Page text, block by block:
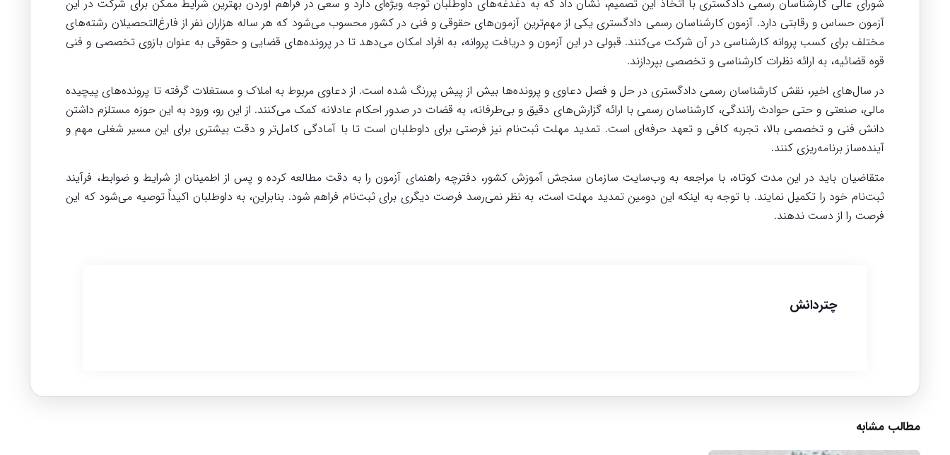
شورای عالی کارشناسان رسمی دادگستری با اتخاذ این تصمیم، نشان داد که به دغدغه‌های داوطلبان توجه ویژه‌ای دارد و سعی در فراهم آوردن بهترین شرایط ممکن برای شرکت در این
آزمون حساس و رقابتی دارد. آزمون کارشناسان رسمی دادگستری یکی از مهم‌ترین آزمون‌های حقوقی و فنی در کشور محسوب می‌شود که هر ساله هزاران نفر از فارغ‌التحصیلان رشته‌های
مختلف برای کسب پروانه کارشناسی در آن شرکت می‌کنند. قبولی در این آزمون و دریافت پروانه، به افراد امکان می‌دهد تا در پرونده‌های قضایی و حقوقی به عنوان بازوی تخصصی و فنی
قوه قضائیه، به ارائه نظرات کارشناسی و تخصصی بپردازند.
در سال‌های اخیر، نقش کارشناسان رسمی دادگستری در حل و فصل دعاوی و پرونده‌ها بیش از پیش پررنگ شده است. از دعاوی مربوط به املاک و مستغلات گرفته تا پرونده‌های پیچیده
مالی، صنعتی و حتی حوادث رانندگی، کارشناسان رسمی با ارائه گزارش‌های دقیق و بی‌طرفانه، به قضات در صدور احکام عادلانه کمک می‌کنند. از این رو، ورود به این حوزه مستلزم داشتن
دانش فنی و تخصصی بالا، تجربه کافی و تعهد حرفه‌ای است. تمدید مهلت ثبت‌نام نیز فرصتی برای داوطلبان است تا با آمادگی کامل‌تر و دقت بیشتری برای این مسیر شغلی مهم و
آینده‌ساز برنامه‌ریزی کنند.
متقاضیان باید در این مدت کوتاه، با مراجعه به وب‌سایت سازمان سنجش آموزش کشور، دفترچه راهنمای آزمون را به دقت مطالعه کرده و پس از اطمینان از شرایط و ضوابط، فرآیند
ثبت‌نام خود را تکمیل نمایند. با توجه به اینکه این دومین تمدید مهلت است، به نظر نمی‌رسد فرصت دیگری برای ثبت‌نام فراهم شود. بنابراین، به داوطلبان اکیداً توصیه می‌شود که این
فرصت را از دست ندهند.
چتردانش
مطالب مشابه